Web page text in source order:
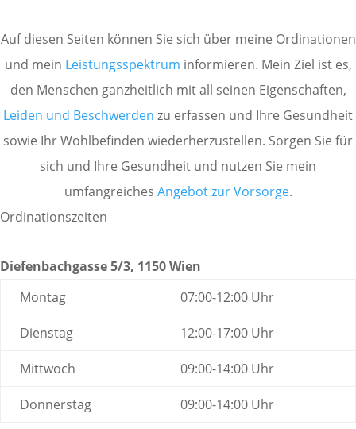
Auf diesen Seiten können Sie sich über meine Ordinationen
und mein Leistungsspektrum informieren. Mein Ziel ist es,
den Menschen ganzheitlich mit all seinen Eigenschaften,
Leiden und Beschwerden zu erfassen und Ihre Gesundheit
sowie Ihr Wohlbefinden wiederherzustellen. Sorgen Sie für
sich und Ihre Gesundheit und nutzen Sie mein
umfangreiches Angebot zur Vorsorge.
Ordinationszeiten
Diefenbachgasse 5/3, 1150 Wien
Montag
07:00-12:00 Uhr
Dienstag 12:00-17:00 Uhr
Mittwoch 09:00-14:00 Uhr
Donnerstag 09:00-14:00 Uhr